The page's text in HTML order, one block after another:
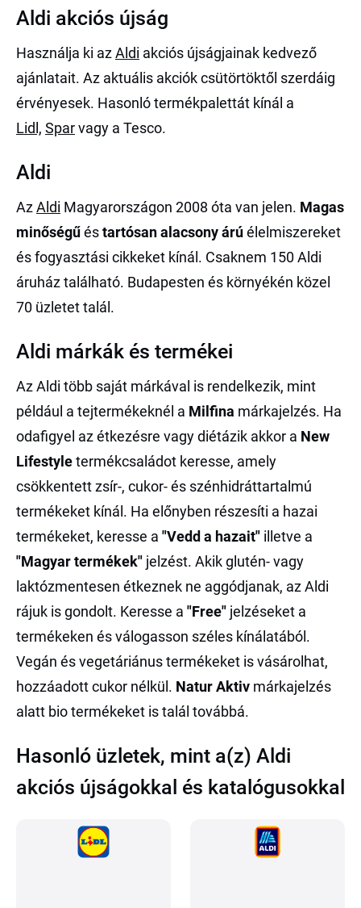
Aldi akciós újság
Használja ki azAldi akciós újságjainak kedvező
ajánlatait. Az aktuális akciók csütörtöktől szerdáig
érvényesek. Hasonló termékpalettát kínál a
Lidl, Sparvagy a Tesco.
Aldi
AzAldi Magyarországon 2008 óta van jelen. Magas
minőségűéstartósan alacsony árúélelmiszereket
és fogyasztási cikkeket kínál. Csaknem 150 Aldi
áruház található. Budapesten és környékén közel
70 üzletet talál.
Aldi márkák és termékei
Az Aldi több saját márkával is rendelkezik, mint
például a tejtermékeknél a Milfina márkajelzés. Ha
odafigyel az étkezésre vagy diétázik akkor a New
Lifestyletermékcsaládot keresse, amely
csökkentett zsír-, cukor- és szénhidráttartalmú
termékeket kínál. Ha előnyben részesíti a hazai
termékeket, keresse a "Vedd a hazait" illetve a
"Magyar termékek" jelzést. Akik glutén- vagy
laktózmentesen étkeznek ne aggódjanak, az Aldi
rájuk is gondolt. Keresse a "Free" jelzéseket a
termékeken és válogasson széles kínálatából.
Vegán és vegetáriánus termékeket is vásárolhat,
hozzáadott cukor nélkül. Natur Aktiv márkajelzés
alatt bio termékeket is talál továbbá.
Hasonló üzletek, mint a(z) Aldi
akciós újságokkal és katalógusokkal